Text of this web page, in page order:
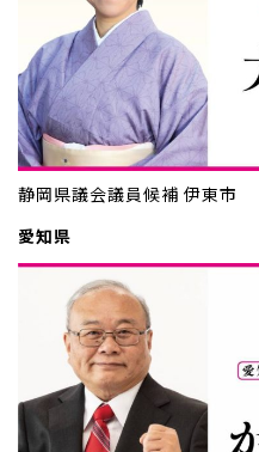
静岡県議会議員候補 伊東市
愛知県